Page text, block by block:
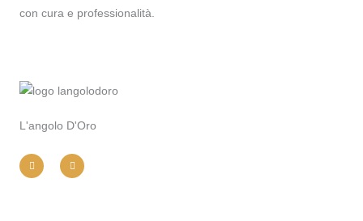
con cura e professionalità.
L'angolo D'Oro
n
s
t
a
c
e